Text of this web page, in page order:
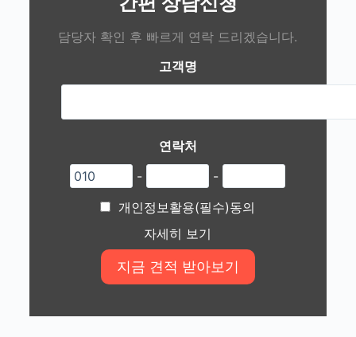
담당자 확인 후 빠르게 연락 드리겠습니다.
고객명
연락처
-
-
개인정보활용(필수)동의
자세히 보기